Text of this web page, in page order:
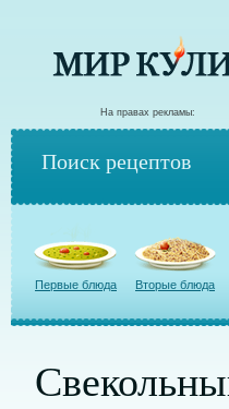
На правах рекламы:
Поиск рецептов
Первые блюда Вторые блюда